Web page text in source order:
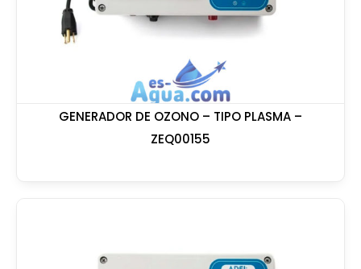
GENERADOR DE OZONO – TIPO PLASMA –
ZEQ00155